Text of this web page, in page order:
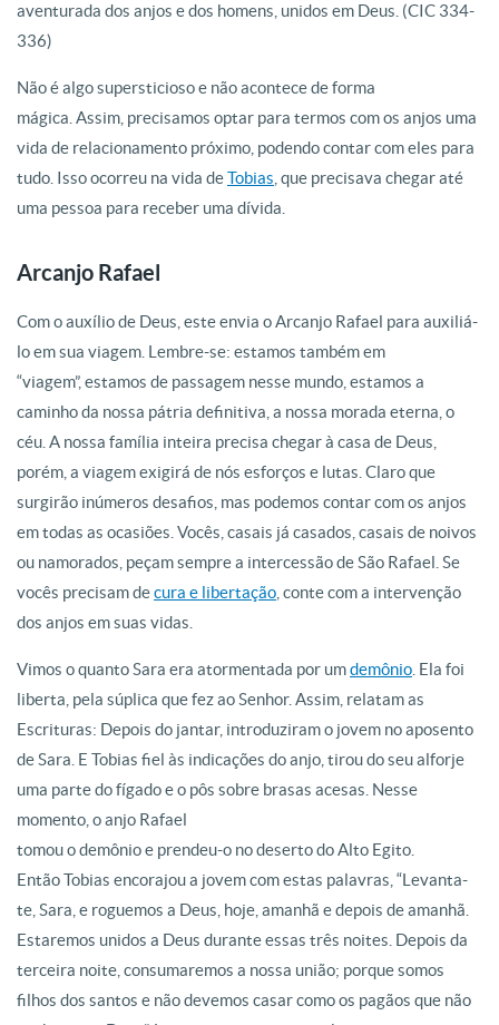
aventurada dos anjos e dos homens, unidos em Deus. (CIC 334-
336)
Não é algo supersticioso e não acontece de forma
mágica. Assim, precisamos optar para termos com os anjos uma
vida de relacionamento próximo, podendo contar com eles para
tudo. Isso ocorreu na vida deTobias , que precisava chegar até
uma pessoa para receber uma dívida.
Arcanjo Rafael
Com o auxílio de Deus, este envia o Arcanjo Rafael para auxiliá-
lo em sua viagem. Lembre-se: estamos também em
“viagem”, estamos de passagem nesse mundo, estamos a
caminho da nossa pátria definitiva, a nossa morada eterna, o
céu. A nossa família inteira precisa chegar à casa de Deus,
porém, a viagem exigirá de nós esforços e lutas. Claro que
surgirão inúmeros desafios, mas podemos contar com os anjos
em todas as ocasiões. Vocês, casais já casados, casais de noivos
ou namorados, peçam sempre a intercessão de São Rafael. Se
vocês precisam decura e libertação , conte com a intervenção
dos anjos em suas vidas.
Vimos o quanto Sara era atormentada por umdemônio . Ela foi
liberta, pela súplica que fez ao Senhor. Assim, relatam as
Escrituras: Depois do jantar, introduziram o jovem no aposento
de Sara. E Tobias fiel às indicações do anjo, tirou do seu alforje
uma parte do fígado e o pôs sobre brasas acesas. Nesse
momento, o anjo Rafael
tomou o demônio e prendeu-o no deserto do Alto Egito.
Então Tobias encorajou a jovem com estas palavras, “Levanta-
te, Sara, e roguemos a Deus, hoje, amanhã e depois de amanhã.
Estaremos unidos a Deus durante essas três noites. Depois da
terceira noite, consumaremos a nossa união; porque somos
filhos dos santos e não devemos casar como os pagãos que não